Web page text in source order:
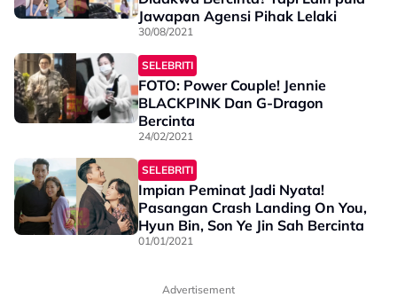
Jawapan Agensi Pihak Lelaki
30/08/2021
SELEBRITI
FOTO: Power Couple! Jennie
BLACKPINK Dan G-Dragon
Bercinta
24/02/2021
SELEBRITI
Impian Peminat Jadi Nyata!
Pasangan Crash Landing On You,
Hyun Bin, Son Ye Jin Sah Bercinta
01/01/2021
Advertisement